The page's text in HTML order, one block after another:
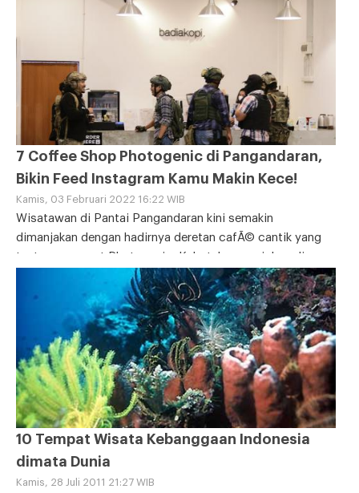
7 Coffee Shop Photogenic di Pangandaran,
Bikin Feed Instagram Kamu Makin Kece!
Kamis, 03 Februari 2022 16:22 WIB
Wisatawan di Pantai Pangandaran kini semakin
dimanjakan dengan hadirnya deretan cafÃ© cantik yang
tentunya sangat Photogenic. Kebutuhan social media
bagi milenial muda menjadi
10 Tempat Wisata Kebanggaan Indonesia
dimata Dunia
Kamis, 28 Juli 2011 21:27 WIB